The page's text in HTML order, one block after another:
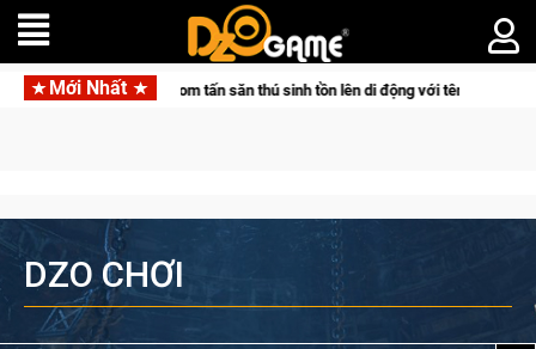
Mới Nhất
đưa bom tấn săn thú sinh tồn lên di động với tên gọi Palworld Online
DZO CHƠI